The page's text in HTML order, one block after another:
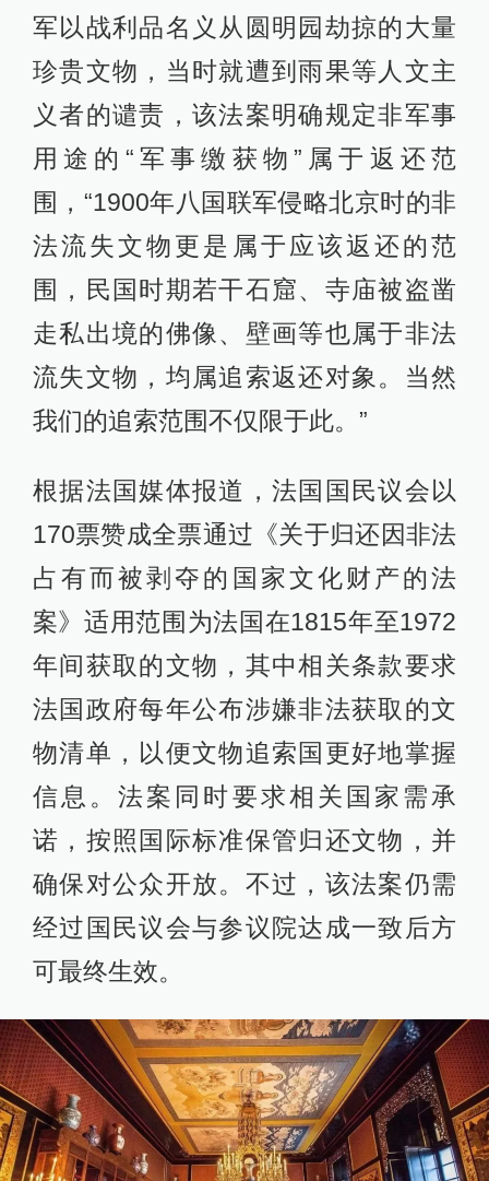
军以战利品名义从圆明园劫掠的大量
珍贵文物，当时就遭到雨果等人文主
义者的谴责，该法案明确规定非军事
用途的“军事缴获物”属于返还范
围，“1900年八国联军侵略北京时的非
法流失文物更是属于应该返还的范
围，民国时期若干石窟、寺庙被盗凿
走私出境的佛像、壁画等也属于非法
流失文物，均属追索返还对象。当然
我们的追索范围不仅限于此。”
根据法国媒体报道，法国国民议会以
170票赞成全票通过《关于归还因非法
占有而被剥夺的国家文化财产的法
案》适用范围为法国在1815年至1972
年间获取的文物，其中相关条款要求
法国政府每年公布涉嫌非法获取的文
物清单，以便文物追索国更好地掌握
信息。法案同时要求相关国家需承
诺，按照国际标准保管归还文物，并
确保对公众开放。不过，该法案仍需
经过国民议会与参议院达成一致后方
可最终生效。